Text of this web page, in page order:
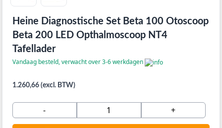
Heine Diagnostische Set Beta 100 Otoscoop
Beta 200 LED Opthalmoscoop NT4
Tafellader
Vandaag besteld, verwacht over 3-6 werkdagen
1.260,66 (excl. BTW)
- +